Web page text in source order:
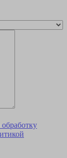
обработку